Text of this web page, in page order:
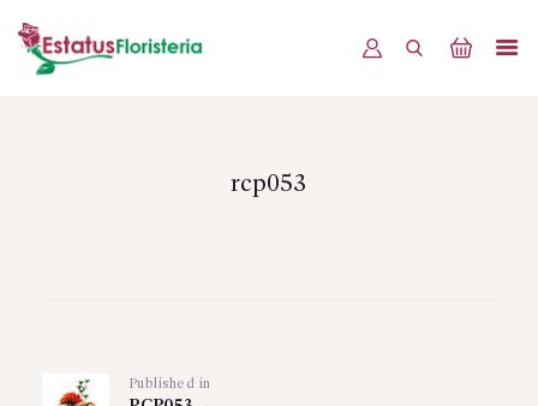
PRODUCTOSrcp053
entradasPublished in